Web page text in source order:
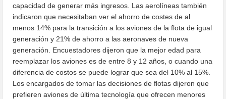
capacidad de generar más ingresos. Las aerolíneas también
indicaron que necesitaban ver el ahorro de costes de al
menos 14% para la transición a los aviones de la flota de igual
generación y 21% de ahorro a las aeronaves de nueva
generación. Encuestadores dijeron que la mejor edad para
reemplazar los aviones es de entre 8 y 12 años, o cuando una
diferencia de costos se puede lograr que sea del 10% al 15%.
Los encargados de tomar las decisiones de flotas dijeron que
prefieren aviones de última tecnología que ofrecen menores